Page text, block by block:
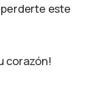
este
corazón!